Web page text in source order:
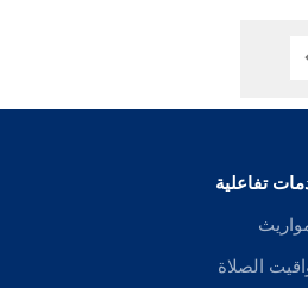
تفاعلية
الصلاة